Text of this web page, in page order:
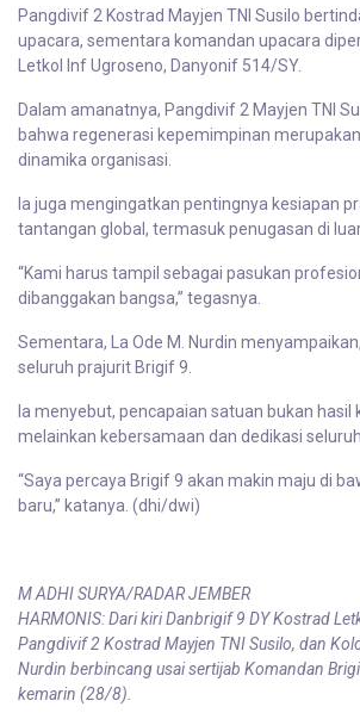
Pangdivif 2 Kostrad Mayjen TNI Susilo
upacara, sementara komandan upacara
Letkol Inf Ugroseno, Danyonif 514/SY.
Dalam amanatnya, Pangdivif 2 Mayjen TNI
bahwa regenerasi kepemimpinan
dinamika organisasi.
Ia juga mengingatkan pentingnya kesiapan
tantangan global, termasuk penugasan di
“Kami harus tampil sebagai pasukan
dibanggakan bangsa,” tegasnya.
Sementara, La Ode M. Nurdin
seluruh prajurit Brigif 9.
Ia menyebut, pencapaian satuan bukan hasil
melainkan kebersamaan dan dedikasi
“Saya percaya Brigif 9 akan makin maju di
baru,” katanya. (dhi/dwi)
M ADHI SURYA/RADAR JEMBER
HARMONIS: Dari kiri Danbrigif 9 DY Kostrad
Pangdivif 2 Kostrad Mayjen TNI Susilo, dan
Nurdin berbincang usai sertijab Komandan
kemarin (28/8).